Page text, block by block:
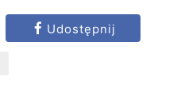
Udostępnij